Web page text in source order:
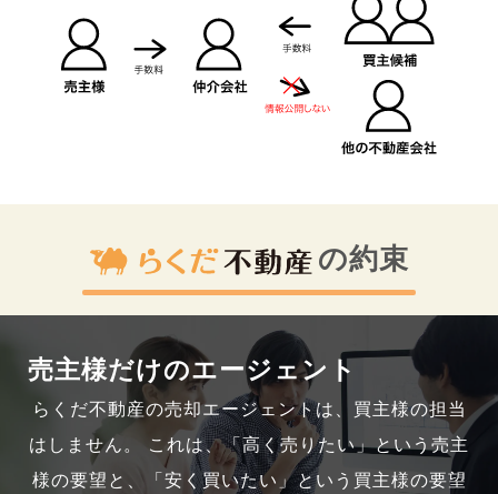
の約束
売主様だけのエージェント
らくだ不動産の売却エージェントは、買主様の担当
はしません。 これは、「高く売りたい」という売主
様の要望と、「安く買いたい」という買主様の要望